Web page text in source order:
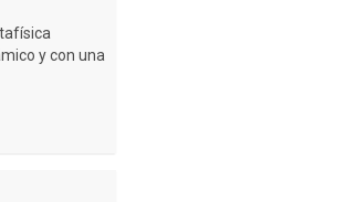
y con una